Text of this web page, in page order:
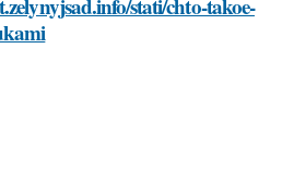
stati/chto-takoe-